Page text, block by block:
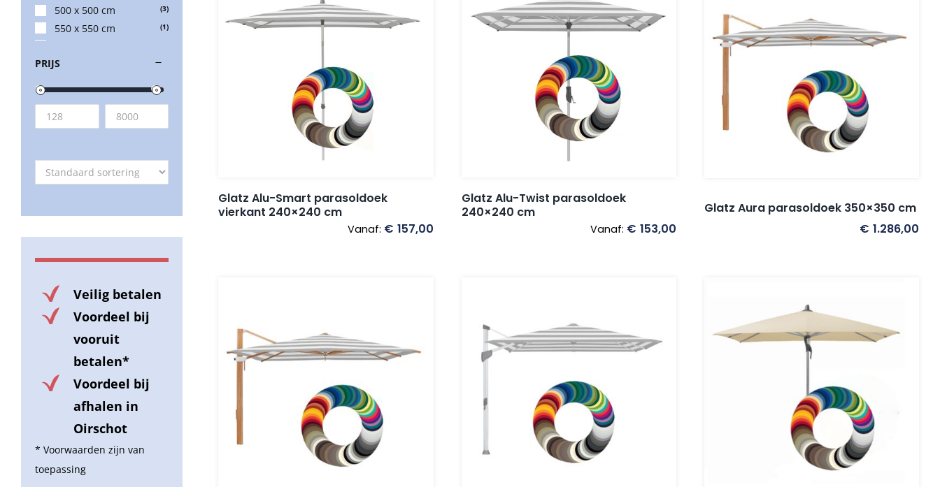
Glatz Alu-Smart parasoldoek
vierkant 240×240 cm
Vanaf: € 157,00
Glatz Alu-Twist parasoldoek
240×240 cm
Vanaf: € 153,00
Glatz Aura parasoldoek 350×350 cm
€ 1.286,00
500 x 500 cm (3)
550 x 550 cm (1)
PRIJS
Veilig betalen
Voordeel bij
vooruit
betalen*
Voordeel bij
afhalen in
Oirschot
* Voorwaarden zijn van
toepassing